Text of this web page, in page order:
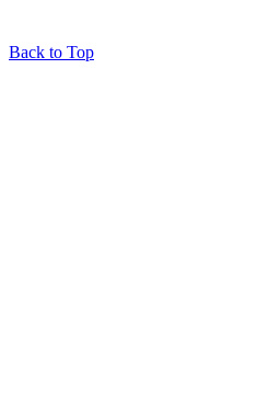
Back to Top